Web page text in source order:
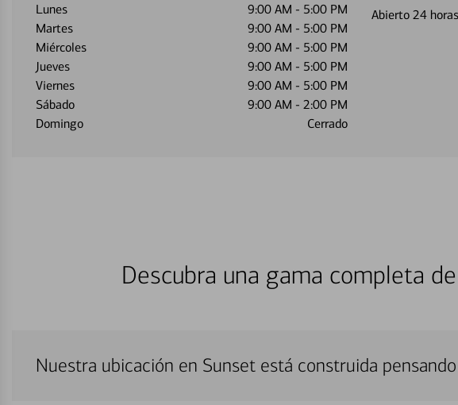
Lunes 9:00 AM - 5:00 PM
Martes
9:00 AM - 5:00 PM
Miércoles
9:00 AM - 5:00 PM
Jueves
9:00 AM - 5:00 PM
Viernes
9:00 AM - 5:00 PM
Sábado
9:00 AM - 2:00 PM
Domingo
Cerrado
Abierto 24 horas
Descubra una gama completa
Nuestra ubicación en Sunset está construida